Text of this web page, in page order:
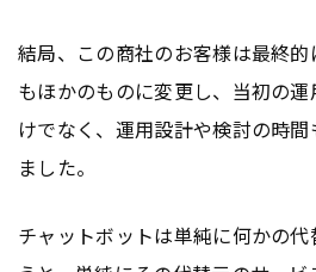
結局、この商社のお客様は最終
もほかのものに変更し、当初の
けでなく、運用設計や検討の時
ました。
チャットボットは単純に何かの